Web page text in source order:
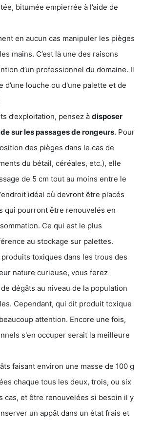
bitumée empierrée à l’aide de
en aucun cas manipuler les pièges
mains. C’est là une des raisons
d’un professionnel du domaine. Il
d’une louche ou d'une palette et de
d’exploitation, pensez à disposer
sur les passages de rongeurs. Pour
des pièges dans le cas de
du bétail, céréales, etc.), elle
de 5 cm tout au moins entre le
idéal où devront être placés
qui pourront être renouvelés en
Ce qui est le plus
au stockage sur palettes.
toxiques dans les trous des
nature curieuse, vous ferez
dégâts au niveau de la population
Cependant, qui dit produit toxique
attention. Encore une fois,
s'en occuper serait la meilleure
faisant environ une masse de 100 g
chaque tous les deux, trois, ou six
cas, et être renouvelées si besoin il y
un appât dans un état frais et